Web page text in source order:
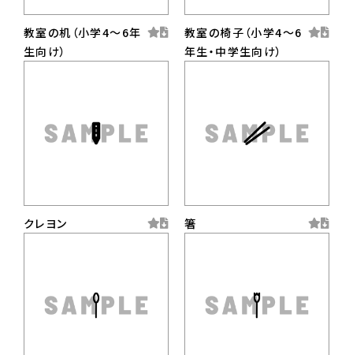
教室の机（小学4〜6年
生向け）
教室の椅子（小学4〜6
年生・中学生向け）
クレヨン 箸